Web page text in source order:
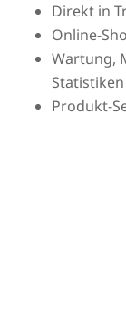
Direkt in
Online-
Wartung,
Statistiken
Produkt-